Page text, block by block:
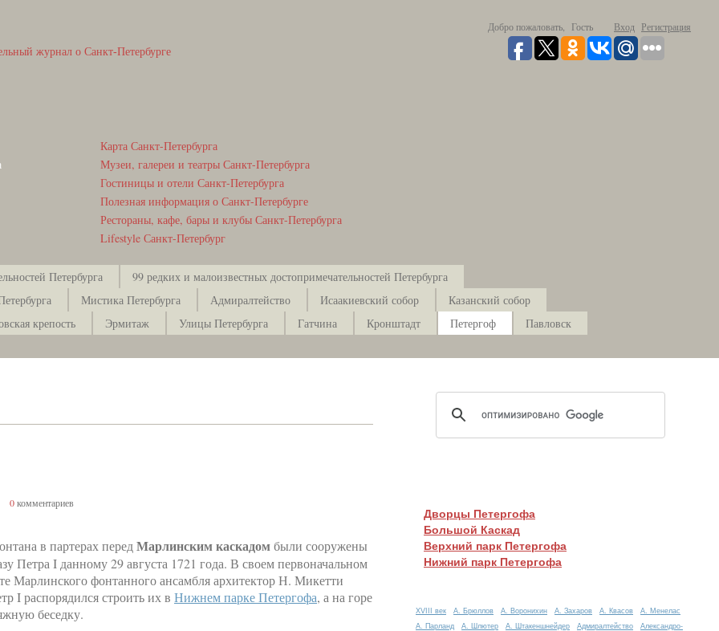
Добро пожаловать, Гость Вход Регистрация
журнал о Санкт-Петербурге
Карта Санкт-Петербурга
Музеи, галереи и театры Санкт-Петербурга
Гостиницы и отели Санкт-Петербурга
Полезная информация о Санкт-Петербурге
Рестораны, кафе, бары и клубы Санкт-Петербурга
Lifestyle Санкт-Петербург
Петербурга
99 редких и малоизвестных достопримечательностей Петербурга
Мистика Петербурга Адмиралтейство Исаакиевский собор
Казанский собор
крепость Эрмитаж Улицы Петербурга Гатчина Кронштадт Петергоф
Павловск
0комментариев
в партерах передМарлинским каскадомбыли сооружены
Петра I данному 29 августа 1721 года. В своем первоначальном
Марлинского фонтанного ансамбля архитектор Н. Микетти
I распорядился строить их в Нижнем парке Петергофа, а на горе
беседку.
Дворцы Петергофа
Большой Каскад
Верхний парк Петергофа
Нижний парк Петергофа
XVIII век А. Брюллов А. Воронихин А. Захаров А. Квасов
А. Менелас
А. Парланд
А. Шлютер А. Штакеншнейдер Адмиралтейство
Александро-